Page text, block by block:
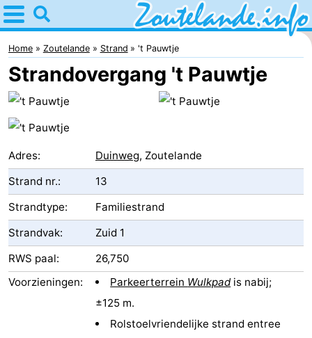
Home
Zoutelande
Tips
Voor
Webcam
Langstraat
Webcam
Strand
Overnachten
Appartementen
Home Zoutelande Strand 't Pauwtje
Strandovergang 't Pauwtje
Adres: Duinweg, Zoutelande
Strand nr.:
13
Strandtype:
Familiestrand
Strandvak:
Zuid 1
RWS paal:
26,750
Voorzieningen:
Parkeerterrein Wulkpadis nabij;
±125 m.
Rolstoelvriendelijke strand entree